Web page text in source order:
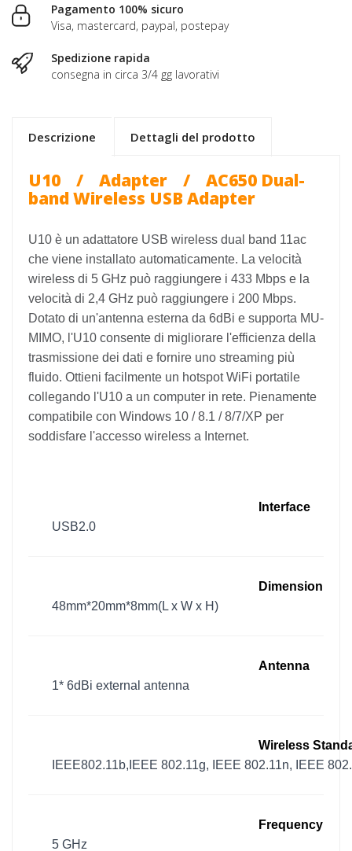
Pagamento 100% sicuro
Visa, mastercard, paypal, postepay
Spedizione rapida
consegna in circa 3/4 gg lavorativi
Descrizione Dettagli del prodotto
U10 / Adapter / AC650 Dual-
band Wireless USB Adapter
U10 è un adattatore USB wireless dual band 11ac
che viene installato automaticamente. La velocità
wireless di 5 GHz può raggiungere i 433 Mbps e la
velocità di 2,4 GHz può raggiungere i 200 Mbps.
Dotato di un'antenna esterna da 6dBi e supporta MU-
MIMO, l'U10 consente di migliorare l'efficienza della
trasmissione dei dati e fornire uno streaming più
fluido. Ottieni facilmente un hotspot WiFi portatile
collegando l'U10 a un computer in rete. Pienamente
compatibile con Windows 10 / 8.1 / 8/7/XP per
soddisfare l'accesso wireless a Internet.
Interface
USB2.0
Dimension
48mm*20mm*8mm(L x W x H)
Antenna
1* 6dBi external antenna
Wireless
IEEE802.11b,IEEE 802.11g, IEEE 802.11n, IEEE
Frequency
5 GHz